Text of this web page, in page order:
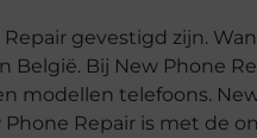
gevestigd zijn.
Bij New Phone
modellen telefoons.
Repair is met de